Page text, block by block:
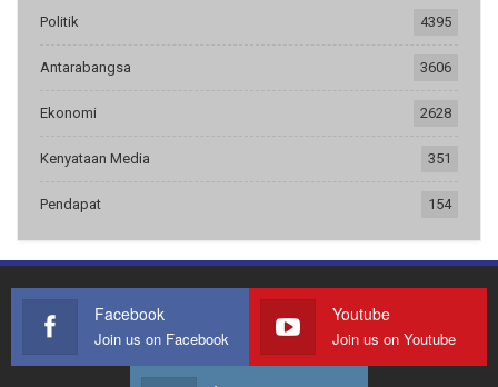
Politik 4395
Antarabangsa 3606
Ekonomi 2628
Kenyataan Media 351
Pendapat 154
Facebook
Join us on Facebook
Youtube
Join us on Youtube